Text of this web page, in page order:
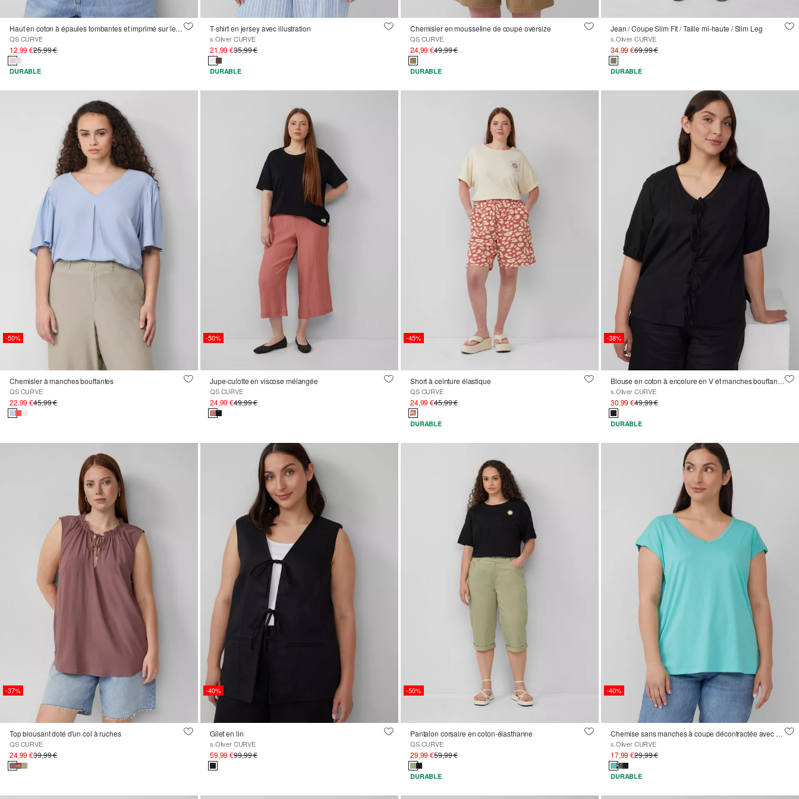
Haut en coton à épaules tombantes et imprimé sur le devant
QS CURVE
12,99 €25,99 €
DURABLE
T-shirt en jersey avec illustration
s.Oliver CURVE
21,99 €35,99 €
DURABLE
Chemisier en mousseline de coupe oversize
QS CURVE
24,99 €49,99 €
DURABLE
Jean / Coupe Slim Fit / Taille mi-haute / Slim Leg
s.Oliver CURVE
34,99 €69,99 €
DURABLE
-50%
Chemisier à manches bouffantes
QS CURVE
22,99 €45,99 €
-50%
Jupe-culotte en viscose mélangée
QS CURVE
24,99 €49,99 €
-45%
Short à ceinture élastique
QS CURVE
24,99 €45,99 €
DURABLE
-38%
Blouse en coton à encolure en V et manches bouffantes
s.Oliver CURVE
30,99 €49,99 €
DURABLE
-37%
Top blousant doté d'un col à ruches
QS CURVE
24,99 €39,99 €
-40%
Gilet en lin
s.Oliver CURVE
59,99 €99,99 €
-50%
Pantalon corsaire en coton-élasthanne
QS CURVE
29,99 €59,99 €
DURABLE
-40%
Chemise sans manches à coupe décontractée avec découpe et nœud
s.Oliver CURVE
17,99 €29,99 €
DURABLE